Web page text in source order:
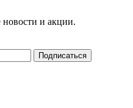
и акции.